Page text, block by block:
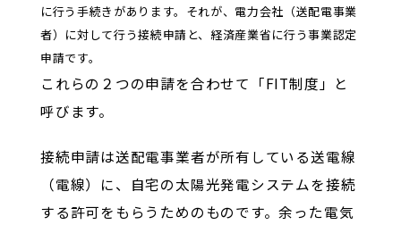
に行う手続きがあります。それが、電力会社（送配電事業
者）に対して行う接続申請と、経済産業省に行う事業認定
申請です。
これらの２つの申請を合わせて「FIT制度」と
呼びます。
接続申請は送配電事業者が所有している送電線
（電線）に、自宅の太陽光発電システムを接続
する許可をもらうためのものです。余った電気